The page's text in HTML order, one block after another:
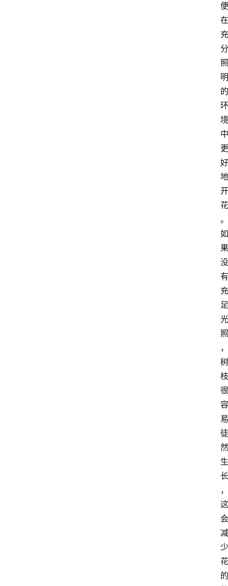
便
在
充
分
照
明
的
环
境
中
更
好
地
开
花
。
如
果
没
有
充
足
光
照
，
树
枝
很
容
易
徒
然
生
长
，
这
会
减
少
花
的